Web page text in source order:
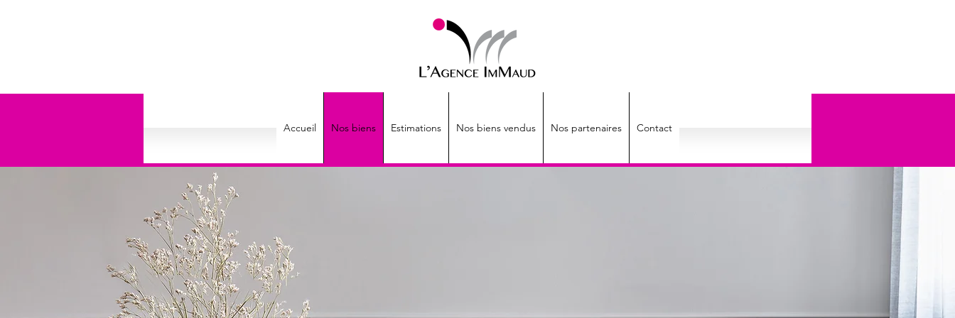
Accueil Nos biens Estimations Nos biens vendus Nos partenaires Contact